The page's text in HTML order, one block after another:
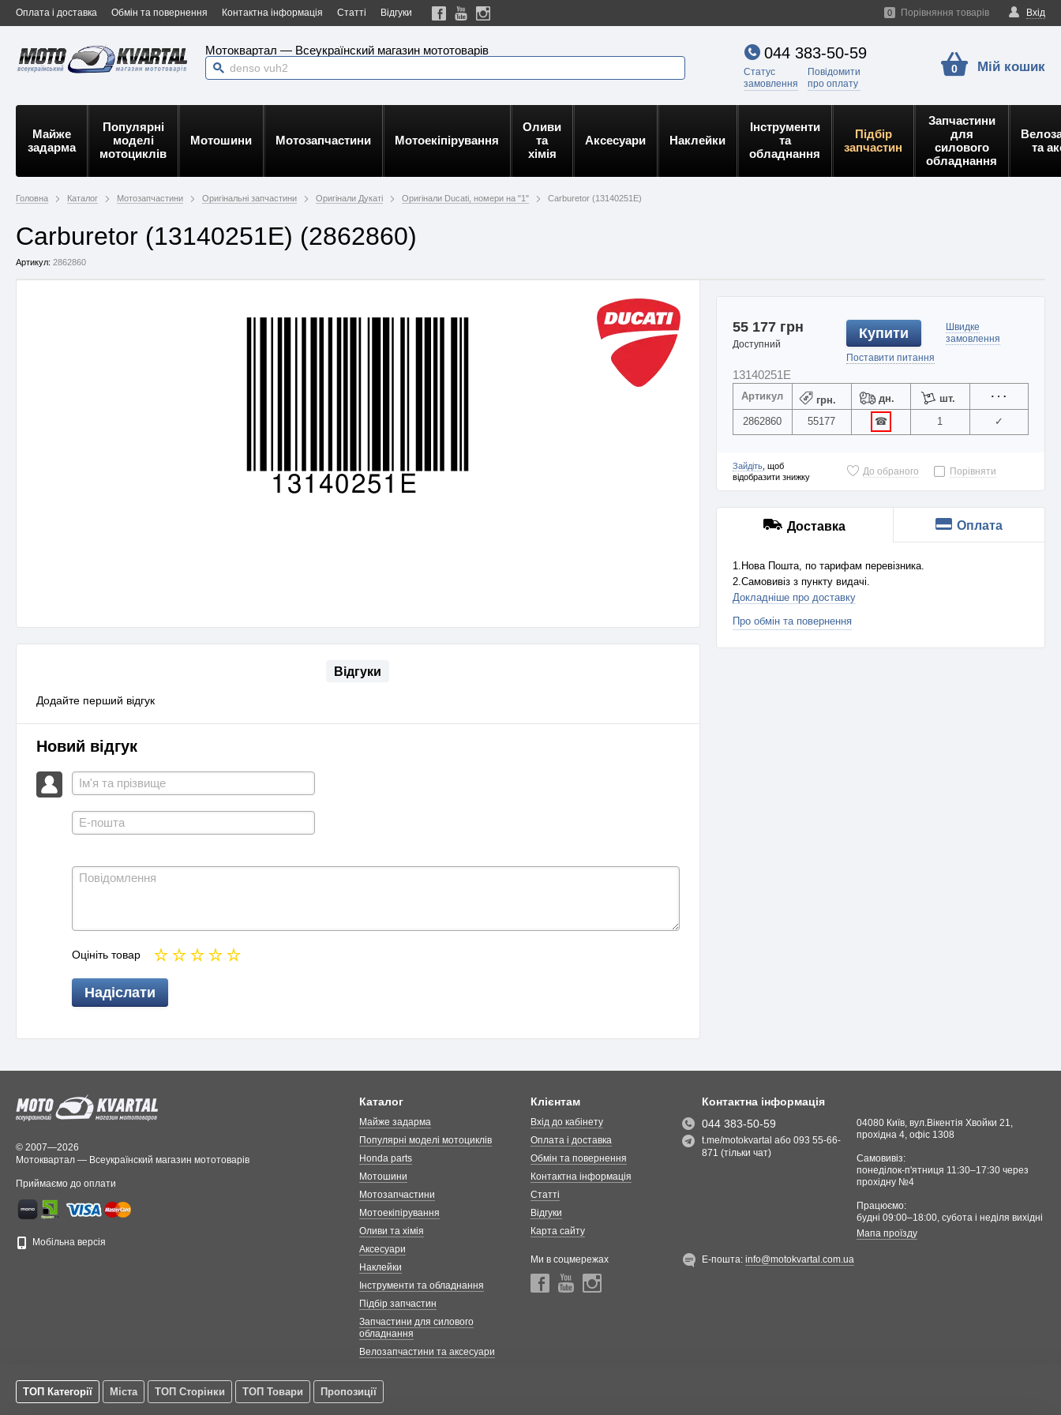
Оплата і доставка Обмін та повернення Контактна інформація Статті Відгуки Вхід
0 Порівняння товарів
Мотоквартал — Всеукраїнский магазин мототоварів 044 383-50-59
Статус
замовлення
Повідомити
про оплату
0 Мій кошик
Майже
задарма
Популярні
моделі
мотоциклів
Мотошини Мотозапчастини Мотоекіпірування
Оливи
та
хімія
Аксесуари Наклейки
Інструменти
та
обладнання
Підбір
запчастин
Запчастини
для
силового
обладнання
та
Головна Каталог Мотозапчастини Оригінальні запчастини Оригінали Дукаті Оригінали Ducati, номери на "1" Carburetor (13140251E)
Carburetor (13140251E) (2862860)
Артикул: 2862860
Відгуки
Додайте перший відгук
Новий відгук
Оцініть товар
Надіслати
55 177 грн
Доступний
Купити
Поставити питання
Швидке
замовлення
13140251E
Артикул грн. дн.
шт.
2862860
55177 ☎ 1 ✓
Зайдіть, щоб
відобразити знижку
До обраного Порівняти
Доставка Оплата
1.Нова Пошта, по тарифам перевізника.
2.Самовивіз з пункту видачі.
Докладніше про доставку
Про обмін та повернення
© 2007—2026
Мотоквартал — Всеукраїнский магазин мототоварів
Приймаємо до оплати
Мобільна версія
Каталог
Майже задарма
Популярні моделі мотоциклів
Honda parts
Мотошини
Мотозапчастини
Мотоекіпірування
Оливи та хімія
Аксесуари
Наклейки
Інструменти та обладнання
Підбір запчастин
Запчастини для силового
обладнання
Велозапчастини та аксесуари
Клієнтам
Вхід до кабінету
Оплата і доставка
Обмін та повернення
Контактна інформація
Статті
Відгуки
Карта сайту
Ми в соцмережах
Контактна інформація
044 383-50-59
t.me/motokvartal або 093 55-66-
871 (тільки чат)
04080 Київ, вул.Вікентія Хвойки 21,
прохідна 4, офіс 1308
Самовивіз:
понеділок-п'ятниця 11:30–17:30 через
прохідну №4
Працюємо:
будні 09:00–18:00, cубота і неділя вихідні
Мапа проїзду
Е-пошта:info@motokvartal.com.ua
ТОП Категорії Міста ТОП Сторінки ТОП Товари Пропозиції